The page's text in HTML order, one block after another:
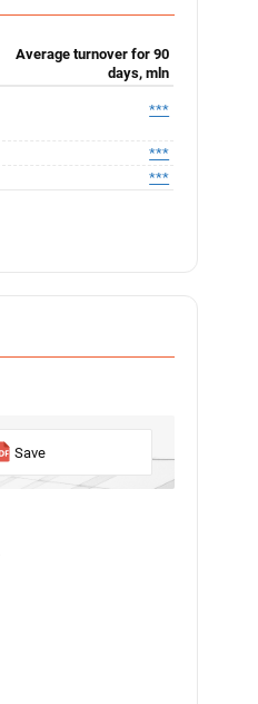
Average turnover for 90
days, mln
***
***
***
Save